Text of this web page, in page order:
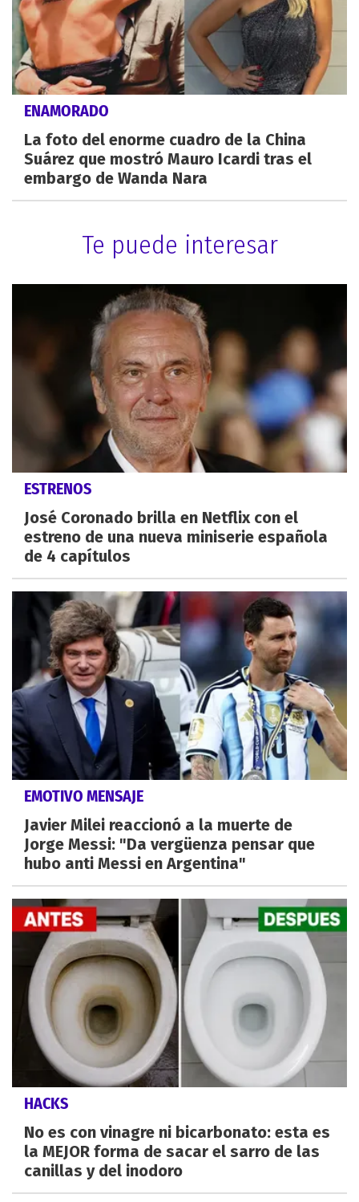
ENAMORADO
La foto del enorme cuadro de la China
Suárez que mostró Mauro Icardi tras el
embargo de Wanda Nara
Te puede interesar
ESTRENOS
José Coronado brilla en Netflix con el
estreno de una nueva miniserie española
de 4 capítulos
EMOTIVO MENSAJE
Javier Milei reaccionó a la muerte de
Jorge Messi: "Da vergüenza pensar que
hubo anti Messi en Argentina"
HACKS
No es con vinagre ni bicarbonato: esta es
la MEJOR forma de sacar el sarro de las
canillas y del inodoro